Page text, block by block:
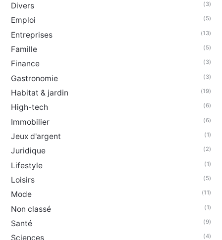
Divers (3)
Emploi (5)
Entreprises (13)
Famille (5)
Finance (3)
Gastronomie (3)
Habitat & jardin (19)
High-tech (6)
Immobilier (6)
Jeux d'argent (1)
Juridique (2)
Lifestyle (1)
Loisirs (5)
Mode (11)
Non classé (1)
Santé (9)
Sciences (4)